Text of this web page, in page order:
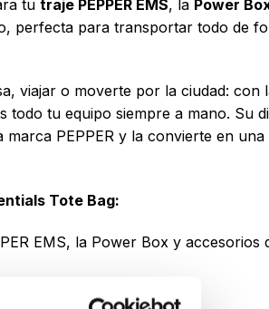
tu traje PEPPER EMS, la Power
perfecta para transportar todo de
viajar o moverte por la ciudad: con
todo tu equipo siempre a mano. Su
PEPPER y la convierte en
Tote Bag:
EMS, la Power Box y accesorios